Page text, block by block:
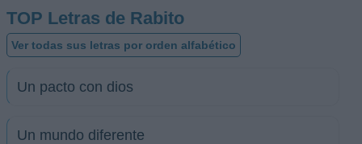
TOP Letras de Rabito
Ver todas sus letras por orden alfabético
Un pacto con dios
Un mundo diferente